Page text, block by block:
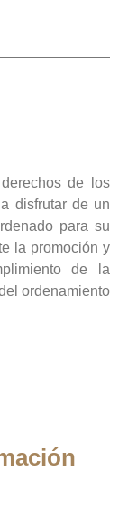
de los
disfrutar de un
para su
la promoción y
de la
ordenamiento